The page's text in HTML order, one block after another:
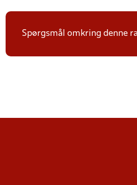
Spørgsmål omkring denne